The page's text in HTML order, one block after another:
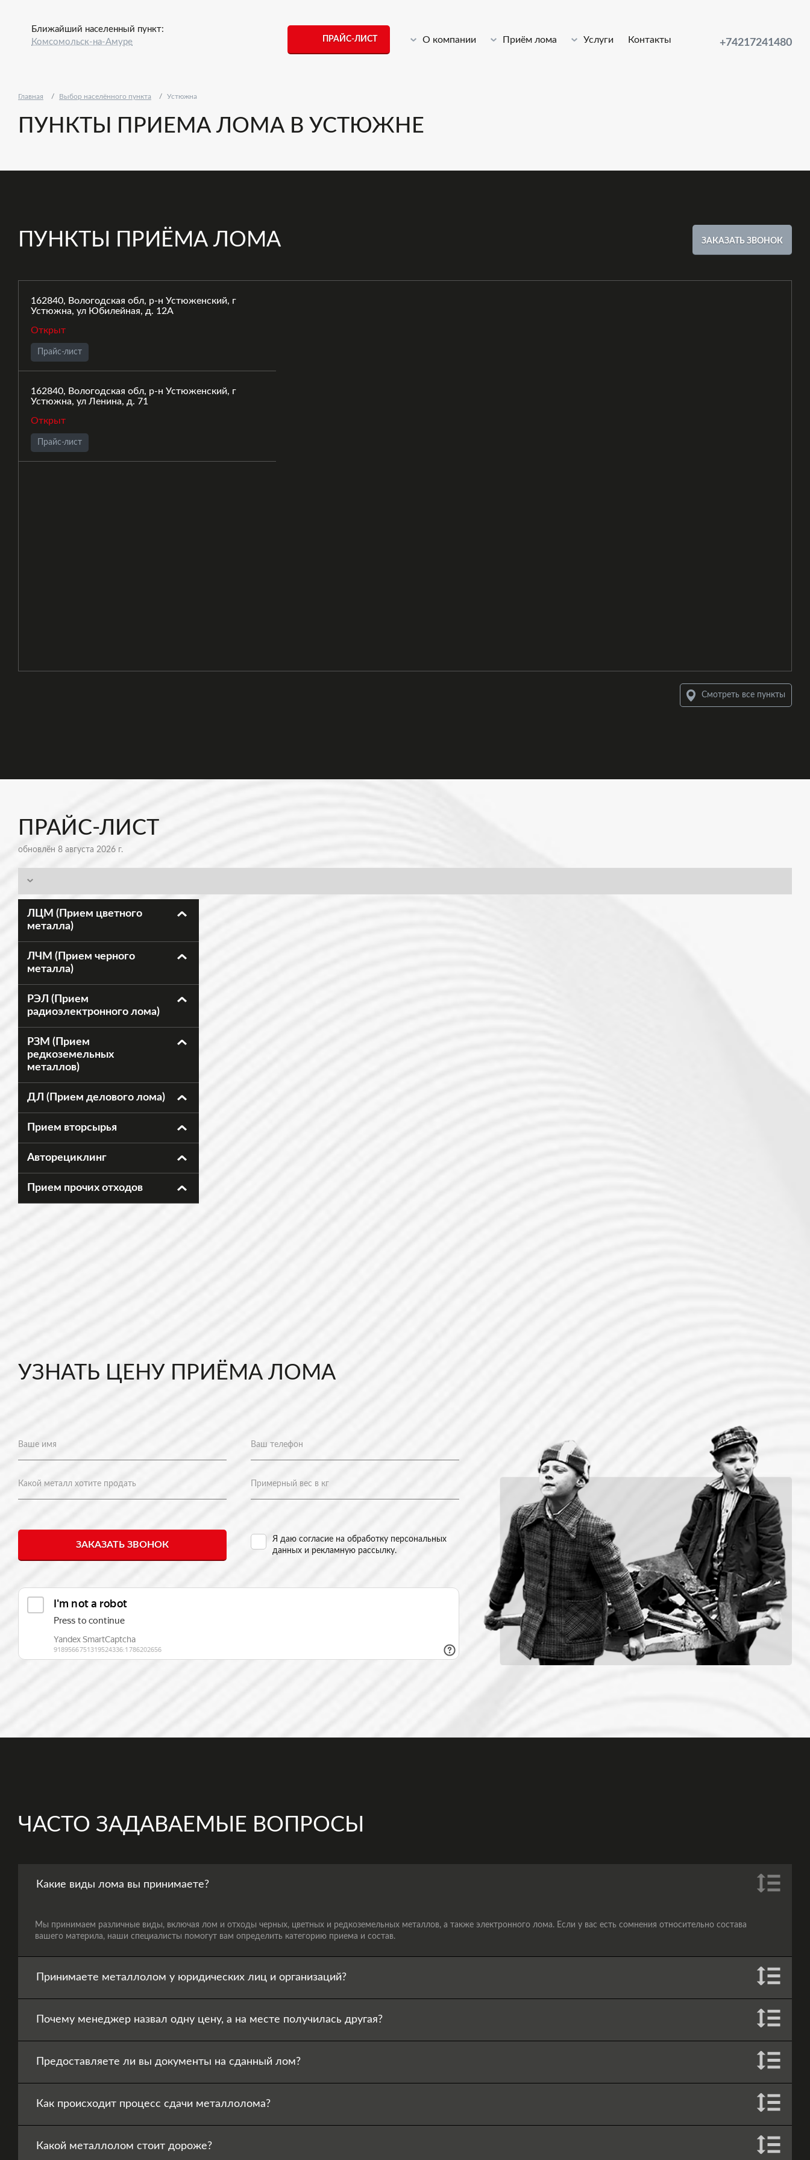
Ближайший населенный пункт:
Комсомольск-на-Амуре
ПРАЙС-ЛИСТ О компании Приём лома Услуги Контакты +74217241480
Главная Выбор населённого пункта Устюжна
ПУНКТЫ ПРИЕМА ЛОМА В УСТЮЖНЕ
ПУНКТЫ ПРИЁМА ЛОМА ЗАКАЗАТЬ ЗВОНОК
162840, Вологодская обл, р-н Устюженский, г
Устюжна, ул Юбилейная, д. 12А
Открыт
Прайс-лист
162840, Вологодская обл, р-н Устюженский, г
Устюжна, ул Ленина, д. 71
Открыт
Прайс-лист
Смотреть все пункты
ПРАЙС-ЛИСТ
обновлён 8 августа 2026 г.
ЛЦМ (Прием цветного
металла)
ЛЧМ (Прием черного
металла)
РЭЛ (Прием
радиоэлектронного лома)
РЗМ (Прием
редкоземельных
металлов)
ДЛ (Прием делового лома)
Прием вторсырья
Авторециклинг
Прием прочих отходов
УЗНАТЬ ЦЕНУ ПРИЁМА ЛОМА
Я даю согласие наобработку персональных
данных и рекламную рассылку.
ЧАСТО ЗАДАВАЕМЫЕ ВОПРОСЫ
Какие виды лома вы принимаете?
Мы принимаем различные виды, включая лом и отходы черных, цветных и редкоземельных металлов, а также электронного лома. Если у вас есть сомнения относительно состава
вашего материла, наши специалисты помогут вам определить категорию приема и состав.
Принимаете металлолом у юридических лиц и организаций?
Почему менеджер назвал одну цену, а на месте получилась другая?
Предоставляете ли вы документы на сданный лом?
Как происходит процесс сдачи металлолома?
Какой металлолом стоит дороже?